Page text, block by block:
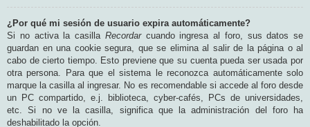
¿Por qué mi sesión de usuario expira automáticamente?
Si no activa la casilla Recordarcuando ingresa al foro, sus datos se
guardan en una cookie segura, que se elimina al salir de la página o al
cabo de cierto tiempo. Esto previene que su cuenta pueda ser usada por
otra persona. Para que el sistema le reconozca automáticamente solo
marque la casilla al ingresar. No es recomendable si accede al foro desde
un PC compartido, e.j. biblioteca, cyber-cafés, PCs de universidades,
etc. Si no ve la casilla, significa que la administración del foro ha
deshabilitado la opción.